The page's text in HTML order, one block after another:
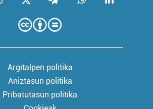
Argitalpen politika
Aniztasun politika
Pribatutasun politika